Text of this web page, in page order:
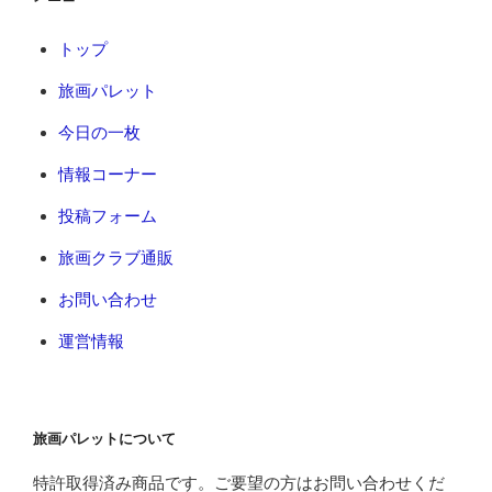
トップ
旅画パレット
今日の一枚
情報コーナー
投稿フォーム
旅画クラブ通販
お問い合わせ
運営情報
旅画パレットについて
特許取得済み商品です。ご要望の方はお問い合わせくだ